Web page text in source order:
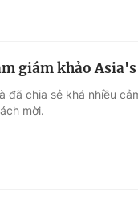
giám khảo
đã chia sẻ khá nhiều
mời.